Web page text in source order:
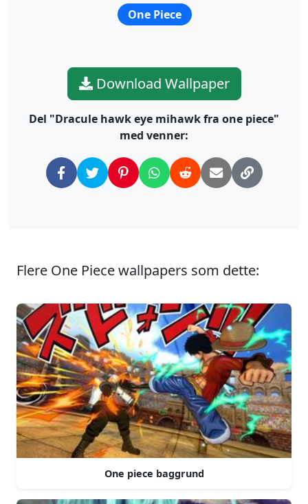
One Piece
Download Wallpaper
Del "Dracule hawk eye mihawk fra one piece"
med venner:
Flere One Piece wallpapers som dette:
One piece baggrund